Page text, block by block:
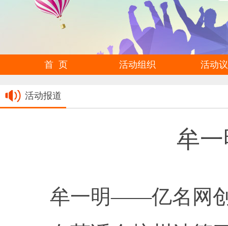
首 页 活动组织 活动
活动报道
牟
牟一明——亿名网